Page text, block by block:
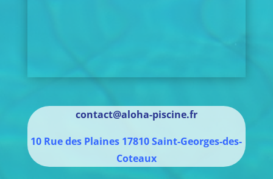
contact@aloha-piscine.fr
10 Rue des Plaines 17810Saint-Georges-des-
Coteaux